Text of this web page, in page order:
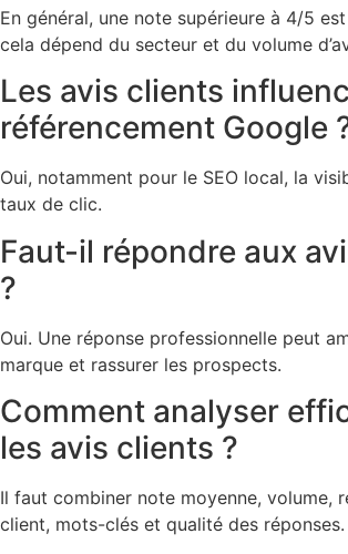
En général, une note supérieure à 4/5
cela dépend du secteur et du volume
Les avis clients
référencement Google
Oui, notamment pour le SEO local, la
taux de clic.
Faut-il répondre aux
?
Oui. Une réponse professionnelle peut
marque et rassurer les prospects.
Comment analyser
les avis clients ?
Il faut combiner note moyenne, volume,
client, mots-clés et qualité des réponses.